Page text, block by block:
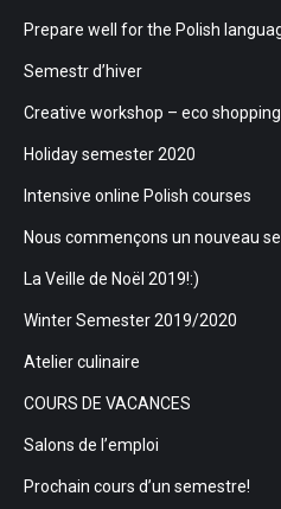
Prepare well for the Polish
Semestr d’hiver
Creative workshop – eco
Holiday semester 2020
Intensive online Polish courses
Nous commençons un nouveau
La Veille de Noël 2019!:)
Winter Semester 2019/2020
Atelier culinaire
COURS DE VACANCES
Salons de l’emploi
Prochain cours d’un semestre!